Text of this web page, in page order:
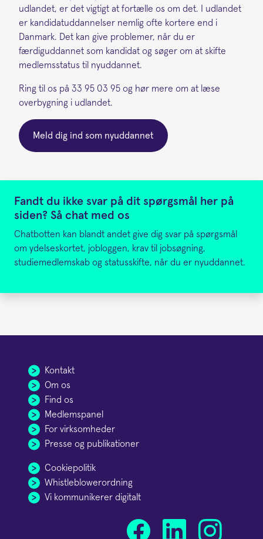
udlandet, er det vigtigt at fortælle os om det. I udlandet
er kandidatuddannelser nemlig ofte kortere end i
Danmark. Det kan give problemer, når du er
færdiguddannet som kandidat og søger om at skifte
medlemsstatus til nyuddannet.
Ring til os på 33 95 03 95 og hør mere om at læse
overbygning i udlandet.
Meld dig ind som nyuddannet
Fandt du ikke svar på dit spørgsmål her på
siden? Så chat med os
Chatbotten kan blandt andet give dig svar på spørgsmål
om ydelseskortet, jobloggen, krav til jobsøgning,
studiemedlemskab og statusskifte, når du er nyuddannet.
Kontakt
Om os
Find os
Medlemspanel
For virksomheder
Presse og publikationer
Cookiepolitik
Whistleblowerordning
Vi kommunikerer digitalt